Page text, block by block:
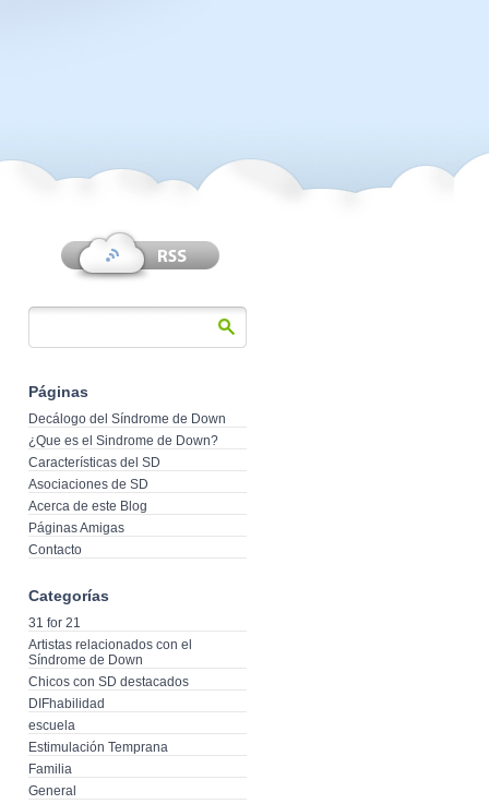
Páginas
Decálogo del Síndrome de Down
¿Que es el Sindrome de Down?
Características del SD
Asociaciones de SD
Acerca de este Blog
Páginas Amigas
Contacto
Categorías
31 for 21
Artistas relacionados con el
Síndrome de Down
Chicos con SD destacados
DIFhabilidad
escuela
Estimulación Temprana
Familia
General